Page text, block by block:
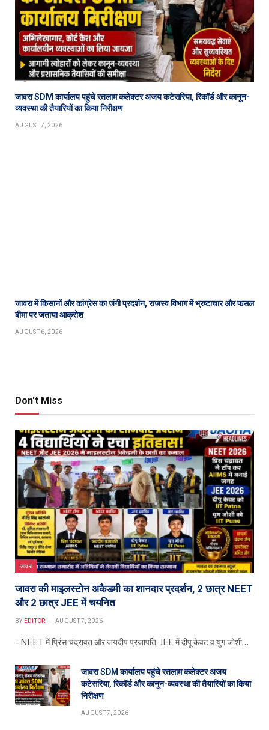
जावरा SDM कार्यालय पहुंचे रतलाम कलेक्टर अजय कटेसरिया, रिकॉर्ड और कानून-
व्यवस्था की तैयारियों का किया निरीक्षण
AUGUST 7, 2026
जावरा में किसानों और कांग्रेस का जंगी प्रदर्शन, राजस्व विभाग में भ्रष्टाचार और फसल
बीमा पर जताया आक्रोश
AUGUST 6, 2026
Don't Miss
जावरा
जावरा की माइलस्टोन अकैडमी का शानदार प्रदर्शन, 2 छात्र NEET
और 2 छात्र JEE में चयनित
BY EDITOR AUGUST 7, 2026
– NEET में प्रिंस चंद्रावत और जयदीप प्रजापति, JEE में दीपू केवट व युग जोशी…
जावरा SDM कार्यालय पहुंचे रतलाम कलेक्टर अजय
कटेसरिया, रिकॉर्ड और कानून-व्यवस्था की तैयारियों का किया
निरीक्षण
AUGUST 7, 2026